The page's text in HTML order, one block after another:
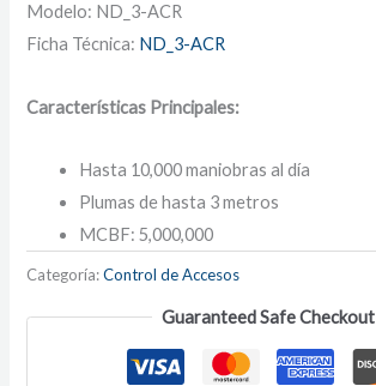
Modelo: ND_3-ACR
Ficha Técnica: ND_3-ACR
Características Principales:
Hasta 10,000 maniobras al día
Plumas de hasta 3 metros
MCBF: 5,000,000
Categoría:Control de Accesos
Guaranteed Safe Checkout